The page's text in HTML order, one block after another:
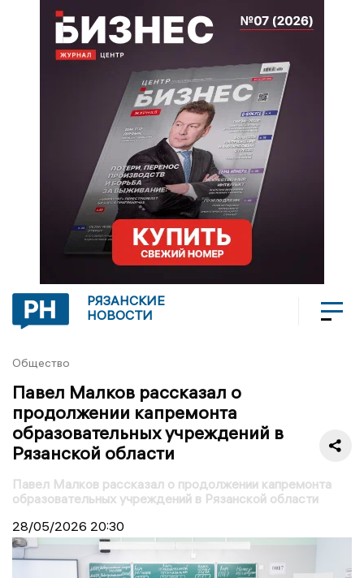
РЯЗАНСКИЕ
НОВОСТИ
Общество
Павел Малков рассказал о
продолжении капремонта
образовательных учреждений в
Рязанской области
Павел Малков рассказал о продолжении капремонта
образовательных учреждений в Рязанской области
28/05/2026 20:30